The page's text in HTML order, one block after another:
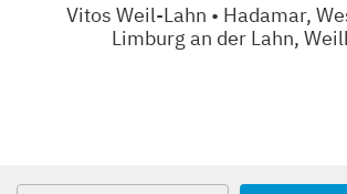
Vitos Weil-Lahn • Hadamar,
Limburg an der Lahn,